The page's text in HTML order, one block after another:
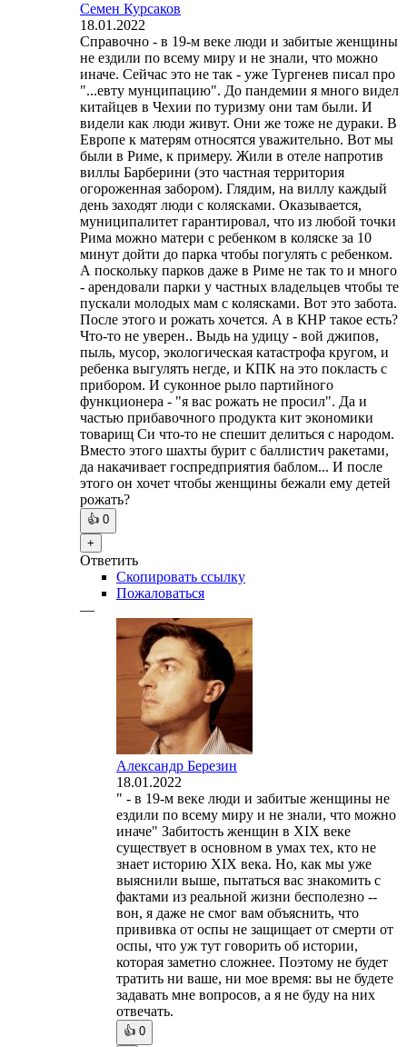
Семен Курсаков
18.01.2022
Справочно - в 19-м веке люди и забитые женщины
не ездили по всему миру и не знали, что можно
иначе. Сейчас это не так - уже Тургенев писал про
"...евту мунципацию". До пандемии я много видел
китайцев в Чехии по туризму они там были. И
видели как люди живут. Они же тоже не дураки. В
Европе к матерям относятся уважительно. Вот мы
были в Риме, к примеру. Жили в отеле напротив
виллы Барберини (это частная территория
огороженная забором). Глядим, на виллу каждый
день заходят люди с колясками. Оказывается,
муниципалитет гарантировал, что из любой точки
Рима можно матери с ребенком в коляске за 10
минут дойти до парка чтобы погулять с ребенком.
А поскольку парков даже в Риме не так то и много
- арендовали парки у частных владельцев чтобы те
пускали молодых мам с колясками. Вот это забота.
После этого и рожать хочется. А в КНР такое есть?
Что-то не уверен.. Выдь на удицу - вой джипов,
пыль, мусор, экологическая катастрофа кругом, и
ребенка выгулять негде, и КПК на это покласть с
прибором. И суконное рыло партийного
функционера - "я вас рожать не просил". Да и
частью прибавочного продукта кит экономики
товарищ Си что-то не спешит делиться с народом.
Вместо этого шахты бурит с баллистич ракетами,
да накачивает госпредприятия баблом... И после
этого он хочет чтобы женщины бежали ему детей
рожать?
👍 0
+
Ответить
Скопировать ссылку
Пожаловаться
—
Александр Березин
18.01.2022
" - в 19-м веке люди и забитые женщины не
ездили по всему миру и не знали, что можно
иначе" Забитость женщин в XIX веке
существует в основном в умах тех, кто не
знает историю XIX века. Но, как мы уже
выяснили выше, пытаться вас знакомить с
фактами из реальной жизни бесполезно --
вон, я даже не смог вам объяснить, что
прививка от оспы не защищает от смерти от
оспы, что уж тут говорить об истории,
которая заметно сложнее. Поэтому не будет
тратить ни ваше, ни мое время: вы не будете
задавать мне вопросов, а я не буду на них
отвечать.
👍 0